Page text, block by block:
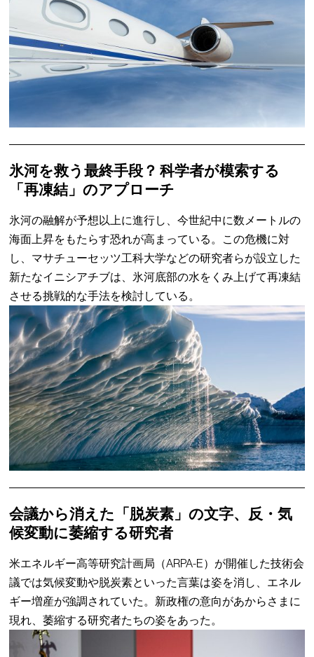
氷河を救う最終手段？ 科学者が模索する
「再凍結」のアプローチ
氷河の融解が予想以上に進行し、今世紀中に数メートルの
海面上昇をもたらす恐れが高まっている。この危機に対
し、マサチューセッツ工科大学などの研究者らが設立した
新たなイニシアチブは、氷河底部の水をくみ上げて再凍結
させる挑戦的な手法を検討している。
会議から消えた「脱炭素」の文字、反・気
候変動に萎縮する研究者
米エネルギー高等研究計画局（ARPA-E）が開催した技術会
議では気候変動や脱炭素といった言葉は姿を消し、エネル
ギー増産が強調されていた。新政権の意向があからさまに
現れ、萎縮する研究者たちの姿をあった。